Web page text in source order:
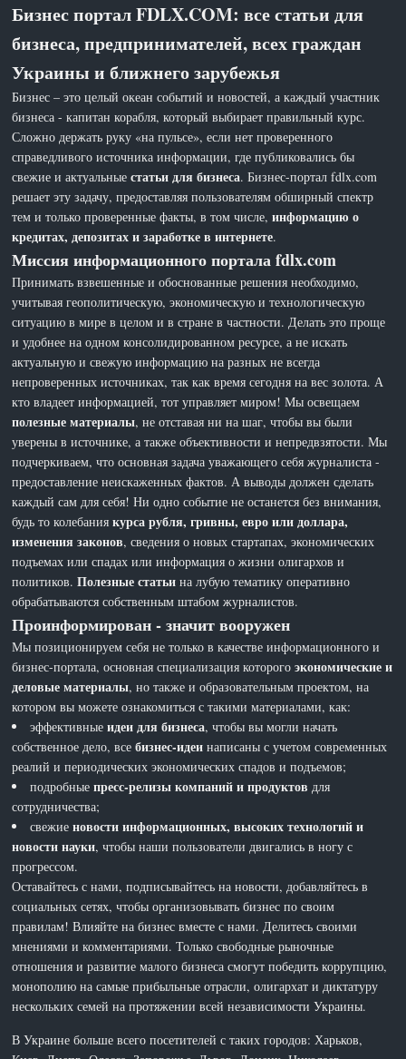
Бизнес портал FDLX.COM: все статьи для
бизнеса, предпринимателей, всех граждан
Украины и ближнего зарубежья
Бизнес – это целый океан событий и новостей, а каждый участник
бизнеса - капитан корабля, который выбирает правильный курс.
Сложно держать руку «на пульсе», если нет проверенного
справедливого источника информации, где публиковались бы
свежие и актуальныестатьи для бизнеса. Бизнес-портал fdlx.com
решает эту задачу, предоставляя пользователям обширный спектр
тем и только проверенные факты, в том числе,информацию о
кредитах, депозитах и заработке в интернете.
Миссия информационного портала fdlx.com
Принимать взвешенные и обоснованные решения необходимо,
учитывая геополитическую, экономическую и технологическую
ситуацию в мире в целом и в стране в частности. Делать это проще
и удобнее на одном консолидированном ресурсе, а не искать
актуальную и свежую информацию на разных не всегда
непроверенных источниках, так как время сегодня на вес золота. А
кто владеет информацией, тот управляет миром! Мы освещаем
полезные материалы, не отставая ни на шаг, чтобы вы были
уверены в источнике, а также объективности и непредвзятости. Мы
подчеркиваем, что основная задача уважающего себя журналиста -
предоставление неискаженных фактов. А выводы должен сделать
каждый сам для себя! Ни одно событие не останется без внимания,
будь то колебаниякурса рубля, гривны, евро или доллара,
изменения законов, сведения о новых стартапах, экономических
подъемах или спадах или информация о жизни олигархов и
политиков.Полезные статьи на лубую тематику оперативно
обрабатываются собственным штабом журналистов.
Проинформирован - значит вооружен
Мы позиционируем себя не только в качестве информационного и
бизнес-портала, основная специализация которогоэкономические и
деловые материалы, но также и образовательным проектом, на
котором вы можете ознакомиться с такими материалами, как:
эффективныеидеи для бизнеса, чтобы вы могли начать
собственное дело, всебизнес-идеи написаны с учетом современных
реалий и периодических экономических спадов и подъемов;
подробныепресс-релизы компаний и продуктов для
сотрудничества;
свежиеновости информационных, высоких технологий и
новости науки, чтобы наши пользователи двигались в ногу с
прогрессом.
Оставайтесь с нами, подписывайтесь на новости, добавляйтесь в
социальных сетях, чтобы организовывать бизнес по своим
правилам! Влияйте на бизнес вместе с нами. Делитесь своими
мнениями и комментариями. Только свободные рыночные
отношения и развитие малого бизнеса смогут победить коррупцию,
монополию на самые прибыльные отрасли, олигархат и диктатуру
нескольких семей на протяжении всей независимости Украины.
В Украине больше всего посетителей с таких городов: Харьков,